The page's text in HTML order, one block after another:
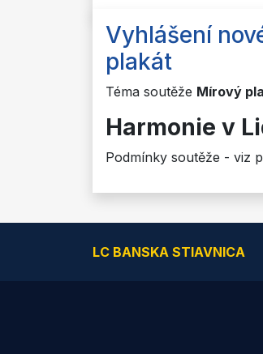
Vyhlášení
plakát
Téma soutěže Mírový
Harmonie v
Podmínky soutěže - viz
LC BANSKA STIAVNICA